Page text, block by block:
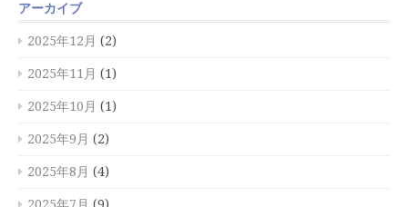
アーカイブ
2025年12月 (2)
2025年11月 (1)
2025年10月 (1)
2025年9月 (2)
2025年8月 (4)